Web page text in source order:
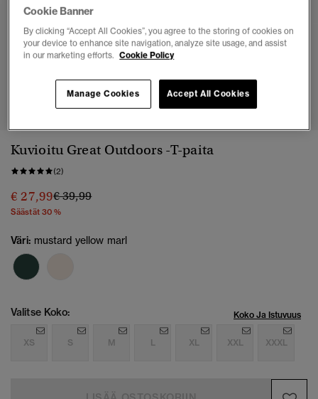
1 2 4 5 6
Kuvioitu Great Outdoors -T-paita
(2)
€ 27,99Hinta alennettu hinnasta
€ 39,99hintaan
Säästät 30 %
Väri: mustard yellow marl
Valitse Koko: Koko Ja Istuvuus
XS S M L XL XXL XXXL
Cookie Banner
By clicking “Accept All Cookies”, you agree to the storing of cookies on
your device to enhance site navigation, analyze site usage, and assist
in our marketing efforts. Cookie Policy
Accept All Cookies
Manage Cookies